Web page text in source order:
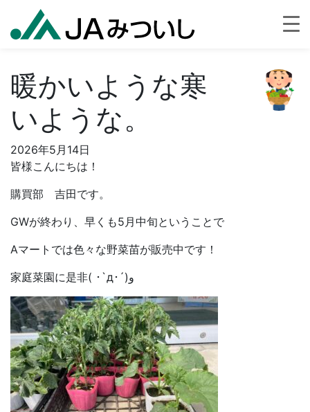
暖かいような寒
いような。
2026年5月14日
皆様こんにちは！
購買部 吉田です。
GWが終わり、早くも5月中旬ということで
Aマートでは色々な野菜苗が販売中です！
家庭菜園に是非( ･`д･´)و